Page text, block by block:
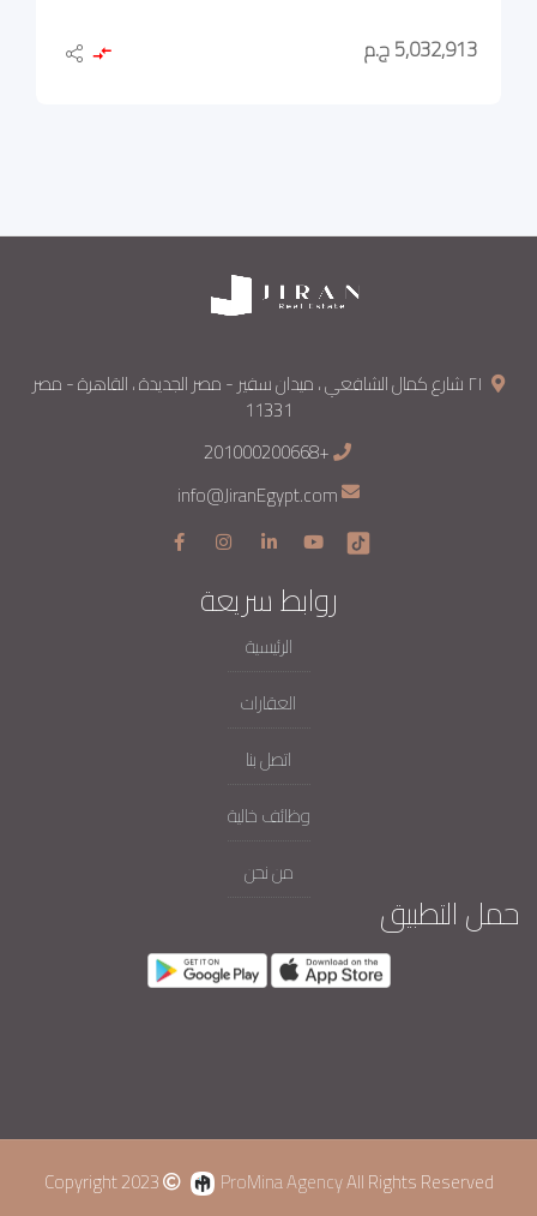
5,032,913 ج.م
٢١ شارع كمال الشافعي ، ميدان سفير - مصر الجديدة ، القاهرة - مصر
11331
+201000200668
info@JiranEgypt.com
روابط سريعة
الرئيسية
العقارات
اتصل بنا
وظائف خالية
من نحن
حمل التطبيق
Copyright 2023 ProMina AgencyAll Rights Reserved